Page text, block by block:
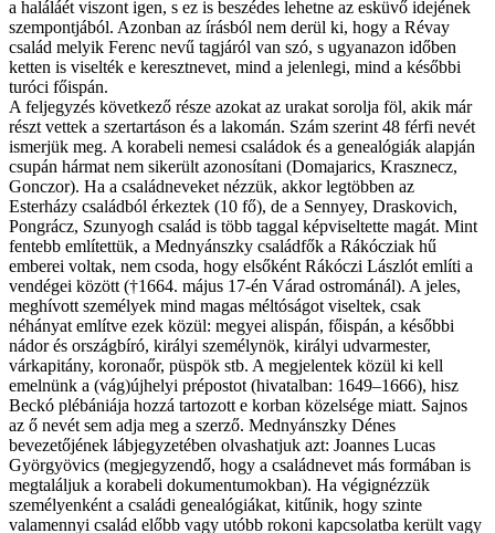
a haláláét viszont igen, s ez is beszédes lehetne az esküvő idejének
szempontjából. Azonban az írásból nem derül ki, hogy a Révay
család melyik Ferenc nevű tagjáról van szó, s ugyanazon időben
ketten is viselték e keresztnevet, mind a jelenlegi, mind a későbbi
turóci főispán.
A feljegyzés következő része azokat az urakat sorolja föl, akik már
részt vettek a szertartáson és a lakomán. Szám szerint 48 férfi nevét
ismerjük meg. A korabeli nemesi családok és a genealógiák alapján
csupán hármat nem sikerült azonosítani (Domajarics, Krasznecz,
Gonczor). Ha a családneveket nézzük, akkor legtöbben az
Esterházy családból érkeztek (10 fő), de a Sennyey, Draskovich,
Pongrácz, Szunyogh család is több taggal képviseltette magát. Mint
fentebb említettük, a Mednyánszky családfők a Rákócziak hű
emberei voltak, nem csoda, hogy elsőként Rákóczi Lászlót említi a
vendégei között (†1664. május 17-én Várad ostrománál). A jeles,
meghívott személyek mind magas méltóságot viseltek, csak
néhányat említve ezek közül: megyei alispán, főispán, a későbbi
nádor és országbíró, királyi személynök, királyi udvarmester,
várkapitány, koronaőr, püspök stb. A megjelentek közül ki kell
emelnünk a (vág)újhelyi prépostot (hivatalban: 1649–1666), hisz
Beckó plébániája hozzá tartozott e korban közelsége miatt. Sajnos
az ő nevét sem adja meg a szerző. Mednyánszky Dénes
bevezetőjének lábjegyzetében olvashatjuk azt: Joannes Lucas
Györgyövics (megjegyzendő, hogy a családnevet más formában is
megtaláljuk a korabeli dokumentumokban). Ha végignézzük
személyenként a családi genealógiákat, kitűnik, hogy szinte
valamennyi család előbb vagy utóbb rokoni kapcsolatba került vagy